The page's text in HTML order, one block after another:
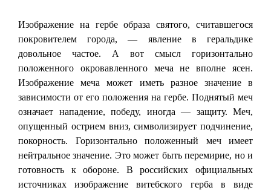
Изображение на гербе образа святого, считавшегося
покровителем города, — явление в геральдике
довольное частое. А вот смысл горизонтально
положенного окровавленного меча не вполне ясен.
Изображение меча может иметь разное значение в
зависимости от его положения на гербе. Поднятый меч
означает нападение, победу, иногда — защиту. Меч,
опущенный острием вниз, символизирует подчинение,
покорность. Горизонтально положенный меч имеет
нейтральное значение. Это может быть перемирие, но и
готовность к обороне. В российских официальных
источниках изображение витебского герба в виде